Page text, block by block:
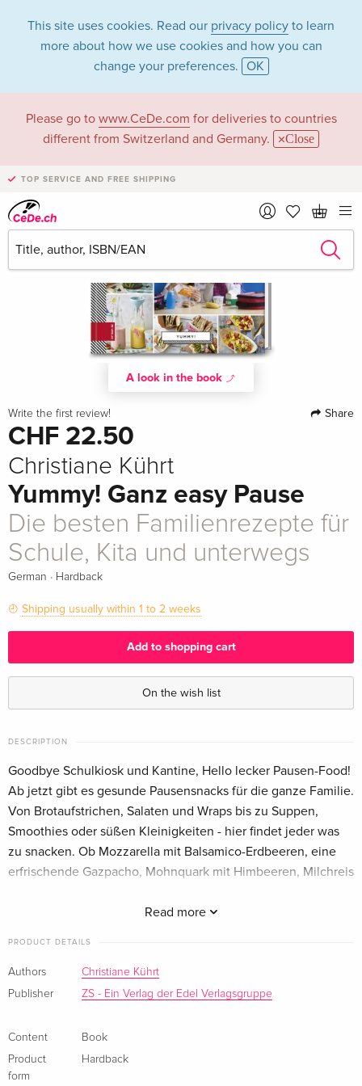
This site uses cookies. Read our privacy policy to learn
more about how we use cookies and how you can
change your preferences. OK
Please go to www.CeDe.com for deliveries to countries
different from Switzerland and Germany.
Close
TOP SERVICE AND FREE SHIPPING
A look in the book
Write the first review! Share
CHF 22.50
Christiane Kührt
Yummy! Ganz easy Pause
Die besten Familienrezepte für
Schule, Kita und unterwegs
German · Hardback
Shipping usually within 1 to 2 weeks
Add to shopping cart
On the wish list
DESCRIPTION
Read more
Goodbye Schulkiosk und Kantine, Hello lecker Pausen-Food!
Ab jetzt gibt es gesunde Pausensnacks für die ganze Familie.
Von Brotaufstrichen, Salaten und Wraps bis zu Suppen,
Smoothies oder süßen Kleinigkeiten - hier findet jeder was
zu snacken. Ob Mozzarella mit Balsamico-Erdbeeren, eine
erfrischende Gazpacho, Mohnquark mit Himbeeren, Milchreis
Melonen-Smoothie: Mit mehr als 50 kreativen, schnell
herzhafte Schlemmer zum wahren Genuss. Yummy Snacks
bringen einen beschwingt durch den Tag, egal ob in der
Handumdrehen glücklich.
About the author
PRODUCT DETAILS
Authors
Christiane Kührt
Publisher
ZS - Ein Verlag der Edel Verlagsgruppe
Content
Book
Product
form
Hardback